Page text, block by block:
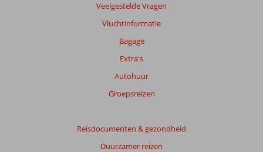
Veelgestelde Vragen
Vluchtinformatie
Bagage
Extra's
Autohuur
Groepsreizen
Reisdocumenten & gezondheid
Duurzamer reizen